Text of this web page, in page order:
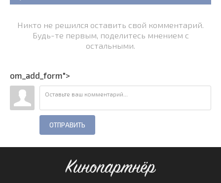
Никто не решился оставить свой комментарий.
Будь-те первым, поделитесь мнением с
остальными.
om_add_form">
ОТПРАВИТЬ
Кинопартнёр